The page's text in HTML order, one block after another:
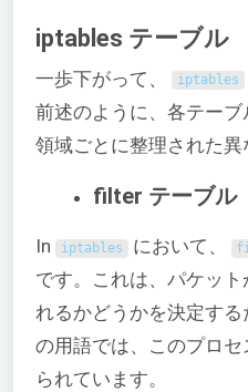
iptables テーブル
一歩下がって、 iptables
前述のように、各テー
領域ごとに整理された
filter テーブル
In iptables において、
です。これは、パケッ
れるかどうかを決定す
の用語では、このプロ
られています。